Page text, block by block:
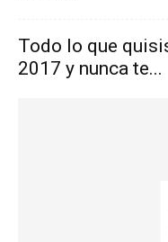
Todo lo que
2017 y nunca te...